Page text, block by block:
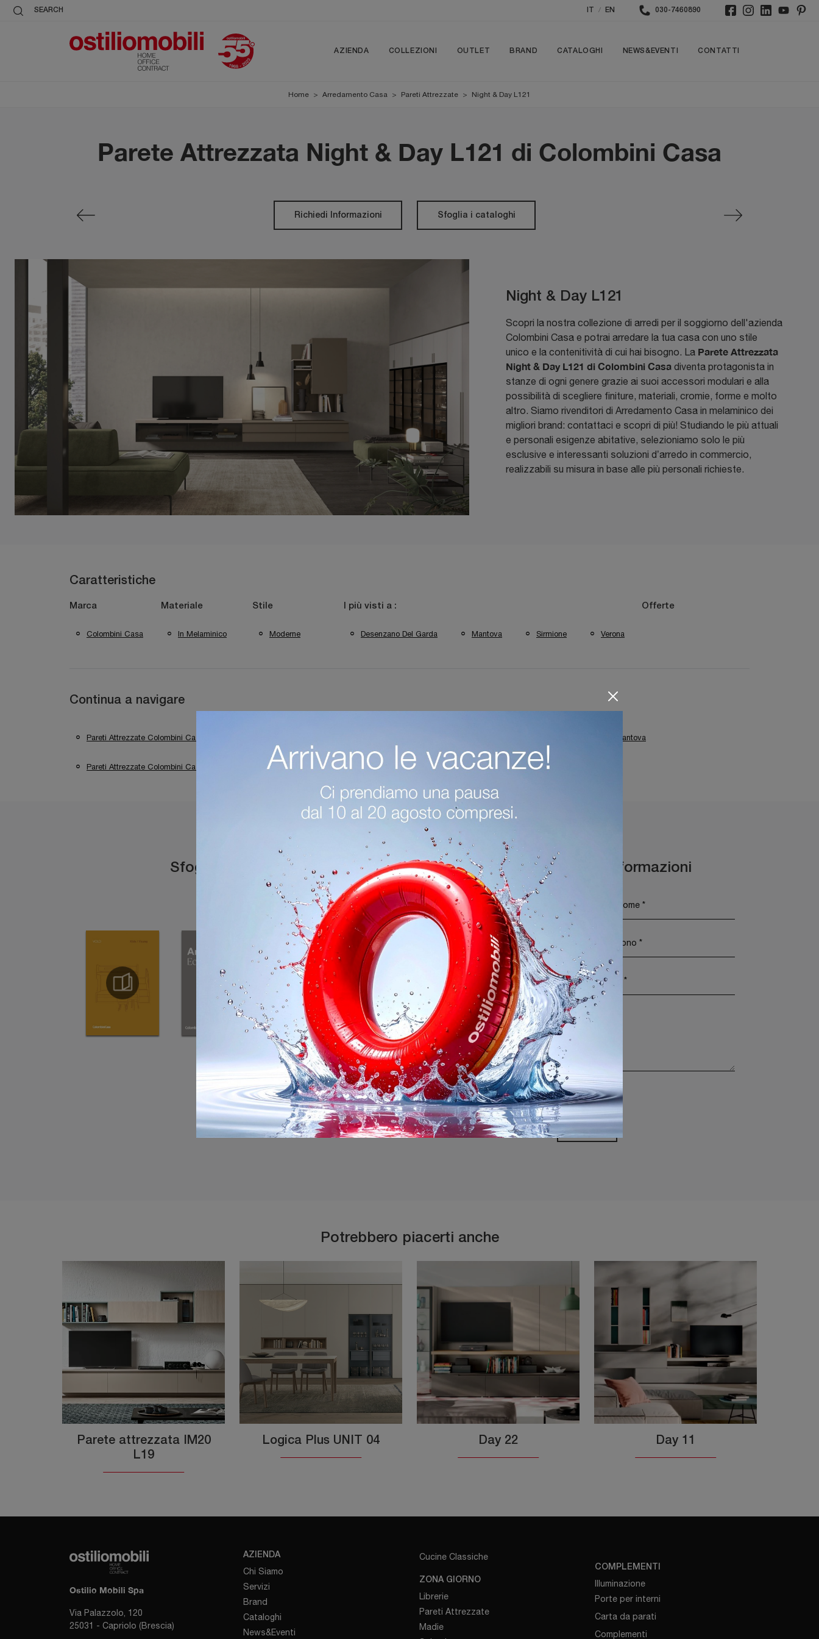
SEARCH / EN 030-7460890
AZIENDA COLLEZIONI OUTLET BRAND CATALOGHI NEWS&EVENTI CONTATTI
Home > Arredamento Casa > Pareti Attrezzate > Night & Day L121
Parete Attrezzata Night & Day L121 di Colombini Casa
Richiedi Informazioni Sfoglia i cataloghi
Night & Day L121
Scopri la nostra collezione di arredi per il soggiorno dell'azienda
Colombini Casa e potrai arredare la tua casa con uno stile
unico e la contenitività di cui hai bisogno. La Parete Attrezzata
Night & Day L121 di Colombini Casa diventa protagonista in
stanze di ogni genere grazie ai suoi accessori modulari e alla
possibilità di scegliere finiture, materiali, cromie, forme e molto
altro. Siamo rivenditori di Arredamento Casa in melaminico dei
migliori brand: contattaci e scopri di più! Studiando le più attuali
e personali esigenze abitative, selezioniamo solo le più
esclusive e interessanti soluzioni d’arredo in commercio,
realizzabili su misura in base alle più personali richieste.
Caratteristiche
Marca
Colombini Casa
Materiale
In Melaminico
Stile
Moderne
I più visti a :
Desenzano Del Garda Mantova Sirmione Verona
Offerte
Continua a navigare
Pareti Attrezzate Colombini Casa Verona Pareti Attrezzate Colombini Casa Mantova
Pareti Attrezzate Colombini Casa Sirmione
Sfoglia i cataloghi Richiedi Maggiori Informazioni
Ho preso visione dellaPrivacy Policy
Potrebbero piacerti anche
Parete attrezzata IM20
L19
Logica Plus UNIT 04 Day 22 Day 11
Ostilio Mobili Spa
Via Palazzolo, 120
25031 - Capriolo (Brescia)
AZIENDA
Chi Siamo
Servizi
Brand
Cataloghi
News&Eventi
Cucine Classiche
ZONA GIORNO
Librerie
Pareti Attrezzate
Madie
COMPLEMENTI
Illuminazione
Porte per interni
Carta da parati
Complementi